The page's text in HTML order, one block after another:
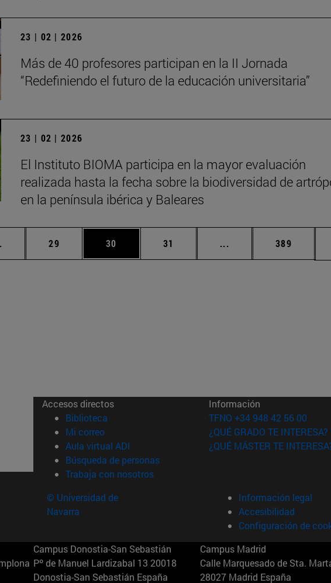
23 | 02 | 2026
Más de 40 profesores participan en la II Jornada
“Redefiniendo el futuro de la educación universitaria”
23 | 02 | 2026
El Instituto BIOMA participa en la mayor evaluación
realizada hasta la fecha sobre la biodiversidad de
en la península ibérica y Baleares
Páginas intermedias Use TAB para desplazarse.
Página
29 Página
30 Página
31 ... Páginas intermedias
Página
389
Accesos directos
Biblioteca (abre en nueva ventana)
Mi correo(abre en nueva ventana)
Aula virtual ADI (abre en nueva ventana)
Búsqueda de personas(abre en nueva ventana)
Trabaja con nosotros(abre en nueva ventana)
Información
TFNO +34 948 42 56 00
¿QUÉ GRADO TE INTERESA?
¿QUÉ MÁSTER TE
© Universidad de
Navarra
Información legal
Accesibilidad
Configuración de
Campus Donostia-San Sebastián
Pº de Manuel Lardizabal 13 20018
Donostia-San Sebastián España
Campus Madrid
Calle Marquesado de Sta.
28027 Madrid España